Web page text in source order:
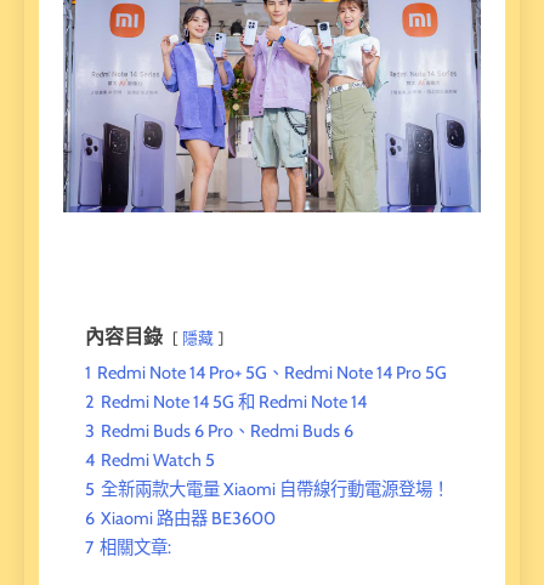
內容目錄 隱藏
1 Redmi Note 14 Pro+ 5G、Redmi Note 14 Pro 5G
2 Redmi Note 14 5G 和 Redmi Note 14
3 Redmi Buds 6 Pro、Redmi Buds 6
4 Redmi Watch 5
5 全新兩款大電量 Xiaomi 自帶線行動電源登場！
6 Xiaomi 路由器 BE3600
7 相關文章: